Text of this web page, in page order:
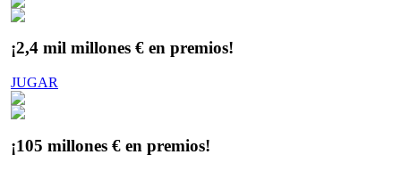
¡2,4 mil millones € en premios!
JUGAR
¡105 millones € en premios!